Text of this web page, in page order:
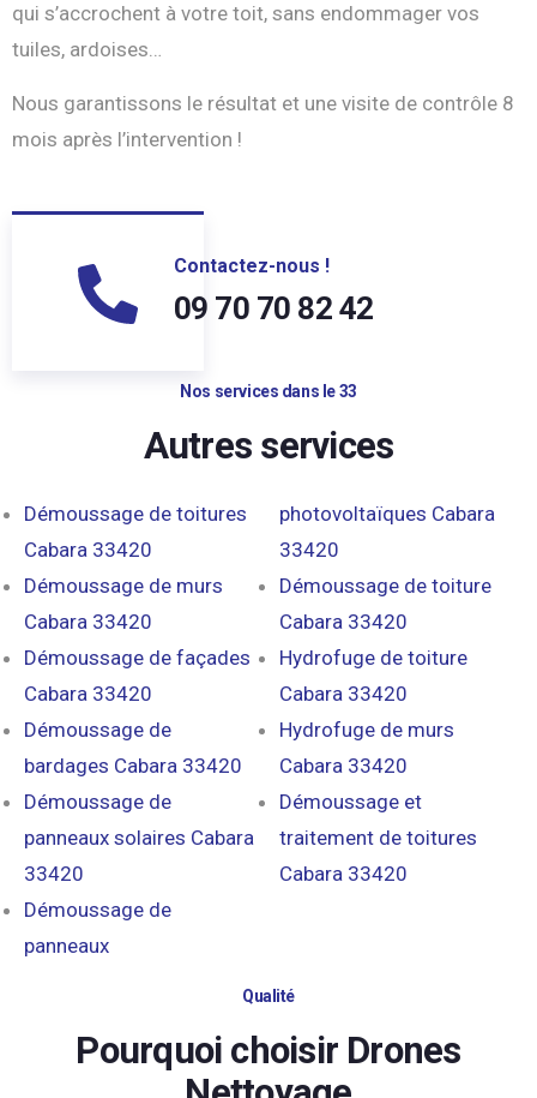
qui s’accrochent à votre toit, sans endommager vos
tuiles, ardoises…
Nous garantissons le résultat et une visite de contrôle 8
mois après l’intervention !
Contactez-nous !
09 70 70 82 42
Nos services dans le 33
Autres services
Démoussage de toitures
Cabara 33420
Démoussage de murs
Cabara 33420
Démoussage de façades
Cabara 33420
Démoussage de
bardages Cabara 33420
Démoussage de
panneaux solaires Cabara
33420
Démoussage de
panneaux
photovoltaïques Cabara
33420
Démoussage de toiture
Cabara 33420
Hydrofuge de toiture
Cabara 33420
Hydrofuge de murs
Cabara 33420
Démoussage et
traitement de toitures
Cabara 33420
Qualité
Pourquoi choisir Drones